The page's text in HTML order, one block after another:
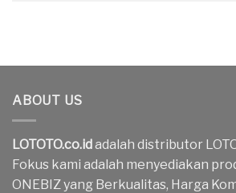
ABOUT US
LOTOTO.co.idadalah distributor
Fokus kami adalah menyediakan
ONEBIZ yang Berkualitas, Harga